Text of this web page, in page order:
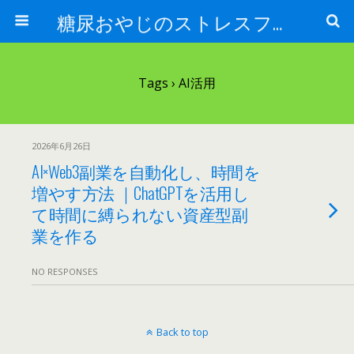
糖尿おやじのストレスフリー健康術
Tags › AI活用
2026年6月26日
AI×Web3副業を自動化し、時間を
増やす方法 ｜ChatGPTを活用し
て時間に縛られない資産型副
業を作る
NO RESPONSES
Back to top